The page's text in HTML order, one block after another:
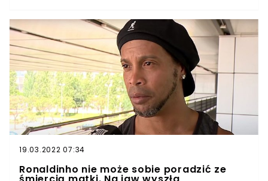
Sabine Schmitz, słynna „Królowa Nurburgringu”. Niemka
zyskała taki pseudonim za sprawą świetnych występów
na tym słynnym torze. W środę nasi zachodni sąsiedzi
pogrążyli się w żałobie, gdy media potwierdziły
informację o śmierci ikonicznej zawodniczki. Przyczyną
jej śmierci był nowotwór.
19.03.2022 07:34
Ronaldinho nie może sobie poradzić ze